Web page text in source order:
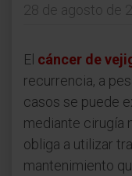
28 de agosto de
El cáncer de
recurrencia, a
casos se puede
mediante cirugía
obliga a utilizar
mantenimiento